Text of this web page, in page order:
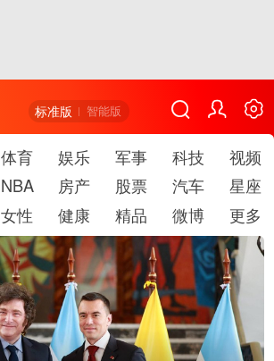
标准版 智能版
体育 娱乐 军事 科技
视频
NBA 房产 股票 汽车
星座
女性 健康 精品 微博 更多